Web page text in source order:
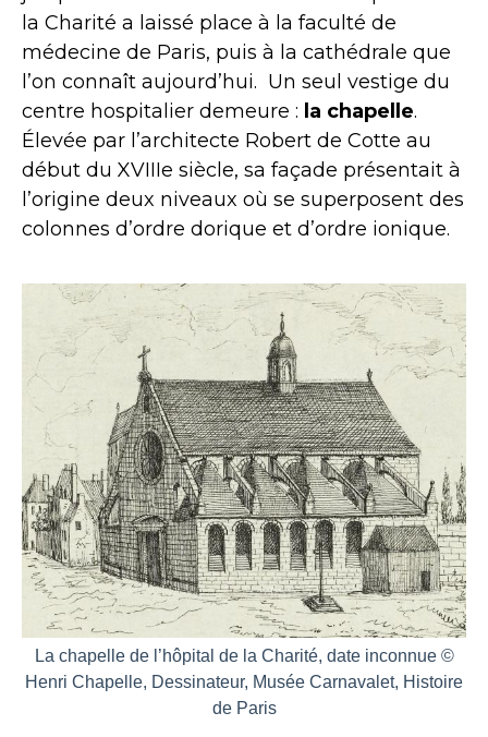
la Charité a laissé place à la faculté de
médecine de Paris, puis à la cathédrale que
l’on connaît aujourd’hui. Un seul vestige du
centre hospitalier demeure : la chapelle.
Élevée par l’architecte Robert de Cotte au
début du XVIIIe siècle, sa façade présentait à
l’origine deux niveaux où se superposent des
colonnes d’ordre dorique et d’ordre ionique.
La chapelle de l’hôpital de la Charité, date inconnue ©
Henri Chapelle, Dessinateur, Musée Carnavalet, Histoire
de Paris